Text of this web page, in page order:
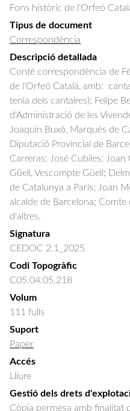
Fons històric de l'Orfeó
Tipus de document
Correspondència
Descripció detallada
Conté correspondència de
de l'Orfeó Català, amb:
tenia dels cantaires); Felipe
d'Administració de les
Joaquin Buxó, Marquès de
Diputació Provincial de
Carreras; José Cubiles;
Güell, Vescompte Güell;
de Catalunya a París; Joan
alcalde de Barcelona; Comte
d'altres.
Signatura
CEDOC 2.1_2025
Codi Topogràfic
C05.04.05.218
Volum
111 fulls
Suport
Paper
Accés
Lliure
Gestió dels drets
Còpia permesa amb finalitat